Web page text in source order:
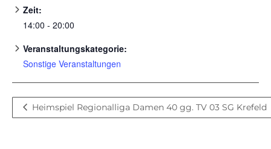
Zeit:
14:00 - 20:00
Veranstaltungskategorie:
Sonstige Veranstaltungen
Heimspiel Regionalliga Damen 40 gg. TV 03 SG Krefeld